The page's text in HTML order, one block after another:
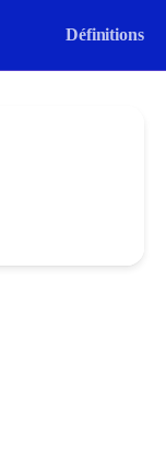
Définitions